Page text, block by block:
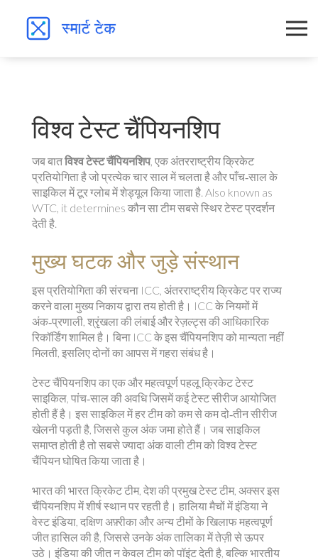
विश्व टेस्ट चैंपियनशिप
जब बातविश्व टेस्ट चैंपियनशिप, एक अंतरराष्ट्रीय क्रिकेट
प्रतियोगिता है जो प्रत्येक चार साल में चलता है और पाँच‑साल के
साइकिल में टूर ग्लोब में शेड्यूल किया जाता है. Also known as
WTC, it determines कौन सा टीम सबसे स्थिर टेस्ट प्रदर्शन
देती है.
मुख्य घटक और जुड़े संस्थान
इस प्रतियोगिता की संरचना ICC, अंतरराष्ट्रीय क्रिकेट पर राज्य
करने वाला मुख्य निकायद्वारा तय होती है। ICC के नियमों में
अंक‑प्रणाली, श्रृंखला की लंबाई और रेज़ल्ट्स की आधिकारिक
रिकॉर्डिंग शामिल है। बिना ICC के इस चैंपियनशिप को मान्यता नहीं
मिलती, इसलिए दोनों का आपस में गहरा संबंध है।
टेस्ट चैंपियनशिप का एक और महत्वपूर्ण पहलूक्रिकेट टेस्ट
साइकिल, पांच‑साल की अवधि जिसमें कई टेस्ट सीरीज आयोजित
होती हैंहै। इस साइकिल में हर टीम को कम से कम दो‑तीन सीरीज
खेलनी पड़ती है, जिससे कुल अंक जमा होते हैं। जब साइकिल
समाप्त होती है तो सबसे ज्यादा अंक वाली टीम को विश्व टेस्ट
चैंपियन घोषित किया जाता है।
भारत कीभारत क्रिकेट टीम, देश की प्रमुख टेस्ट टीम, अक्सर इस
चैंपियनशिप में शीर्ष स्थान पर रहती है । हालिया मैचों में इंडिया ने
वेस्ट इंडिया, दक्षिण अफ़्रीका और अन्य टीमों के खिलाफ महत्वपूर्ण
जीत हासिल की है, जिससे उनके अंक तालिका में तेज़ी से ऊपर
उठे। इंडिया की जीत न केवल टीम को पॉइंट देती है, बल्कि भारतीय